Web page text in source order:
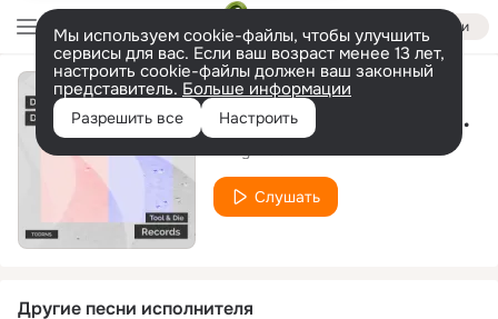
Войти
Мы используем cookie-файлы, чтобы улучшить
сервисы для вас. Если ваш возраст менее 13 лет,
настроить cookie-файлы должен ваш законный
представитель. Больше информации
Разрешить все Настроить Feeling Tonight (Club Mix)
Слушать
Другие песни исполнителя